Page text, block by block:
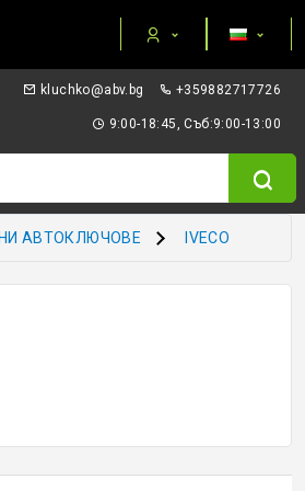
gb.vba@okhculk +359882717726
9:00-18:45, Съб:9:00-13:00
ОБОРУДВАНЕ
КЛЮЧОВЕ ТРАНСПОНДЕРИ
ПРИБОРИ
АВТОКЛЮЧОВЕ IVECO